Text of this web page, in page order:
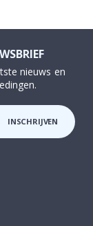
nieuws en
INSCHRIJVEN